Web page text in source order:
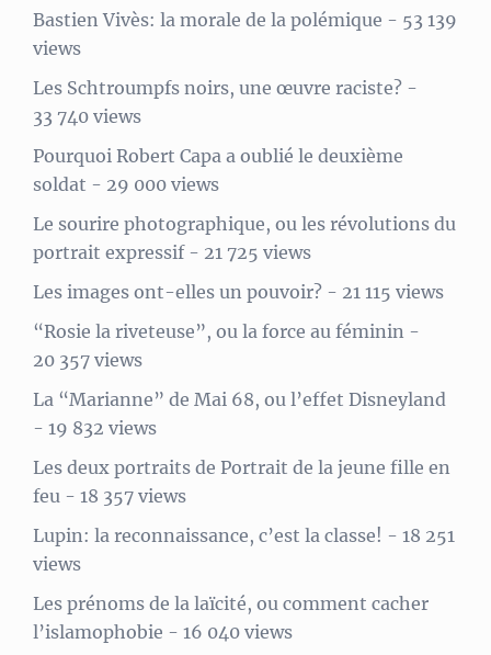
Bastien Vivès: la morale de la polémique - 53 139
views
Les Schtroumpfs noirs, une œuvre raciste? -
33 740 views
Pourquoi Robert Capa a oublié le deuxième
soldat - 29 000 views
Le sourire photographique, ou les révolutions du
portrait expressif- 21 725 views
Les images ont-elles un pouvoir? - 21 115 views
“Rosie la riveteuse”, ou la force au féminin -
20 357 views
La “Marianne” de Mai 68, ou l’effet Disneyland
- 19 832 views
Les deux portraits de Portrait de la jeune fille en
feu - 18 357 views
Lupin: la reconnaissance, c’est la classe! - 18 251
views
Les prénoms de la laïcité, ou comment cacher
l’islamophobie - 16 040 views